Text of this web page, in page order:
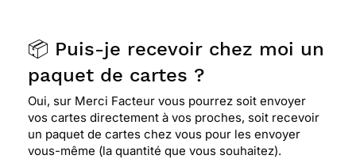
⭐⭐⭐⭐
Le 17/12/2018 : Beau tableau de chagall
colore comme a peut prés toutes ses toiles.
⭐⭐⭐⭐
Le 23/11/2018 : Facile d'emploi j'espère
quelle arrivera
📦 Puis-je recevoir chez moi un
paquet de cartes ?
Oui, sur Merci Facteur vous pourrez soit envoyer
vos cartes directement à vos proches, soit recevoir
un paquet de cartes chez vous pour les envoyer
vous-même (la quantité que vous souhaitez).